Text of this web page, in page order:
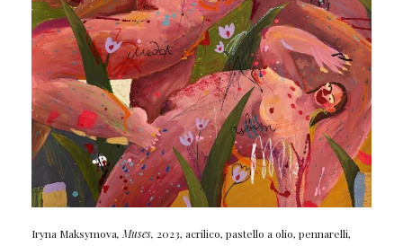
Iryna Maksymova, Muses, 2023, acrilico, pastello a olio, pennarelli,